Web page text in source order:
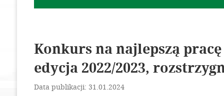
Information from SGP
affiliates
Important information
Information from
committees, sections,
and clubs
Awarded Members
Konferencja GSW
Konferencja ICC 2027
Konkurs na najlepszą
edycja 2022/2023,
Data publikacji: 31.01.2024